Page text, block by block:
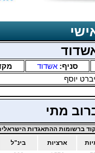
סניף: אשדוד
יוסף
מתי
ברשומות ההתאגדות
ארציות בינ"ל